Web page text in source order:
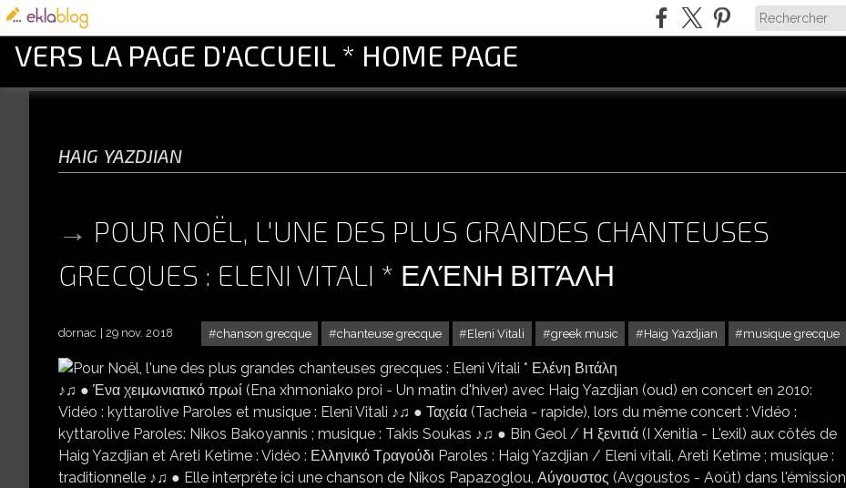
VERS LA PAGE D'ACCUEIL * HOME PAGE
haig yazdjian
POUR NOËL, L'UNE DES PLUS GRANDES CHANTEUSES
GRECQUES : ELENI VITALI * ΕΛΈΝΗ ΒΙΤΆΛΗ
chanson grecque chanteuse grecque Eleni Vitali greek music Haig Yazdjian musique grecque
dornac 29 nov. 2018 POUR NOËL, L'UNE DES PLUS GRANDES CHANTEUSES GRECQUES : ELENI VITALI * ΕΛΈΝΗ ΒΙΤΆΛΗ
♪♫ ● Ένα χειμωνιατικό πρωί (Ena xhmoniako proi - Un matin d'hiver) avec Haig Yazdjian (oud) en concert en 2010:
Vidéo : kyttarolive Paroles et musique : Eleni Vitali ♪♫ ● Ταχεία (Tacheia - rapide), lors du même concert : Vidéo :
kyttarolive Paroles: Nikos Bakoyannis ; musique : Takis Soukas ♪♫ ● Bin Geol / Η ξενιτιά (I Xenitia - L'exil) aux côtés de
Haig Yazdjian et Areti Ketime : Vidéo : Ελληνικό Τραγούδι Paroles : Haig Yazdjian / Eleni vitali, Areti Ketime ; musique :
traditionnelle ♪♫ ● Elle interprète ici une chanson de Nikos Papazoglou, Αύγουστος (Avgoustos - Août) dans l'émission